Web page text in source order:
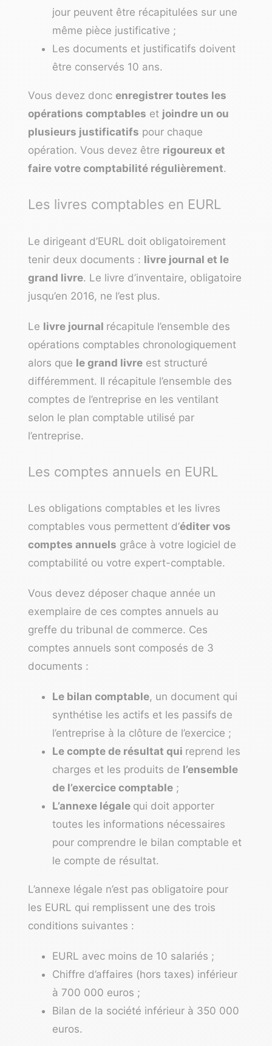
jour peuvent être récapitulées sur une
même pièce justificative ;
Les documents et justificatifs doivent
être conservés 10 ans.
Vous devez donc enregistrer toutes les
opérations comptables et joindre un ou
plusieurs justificatifs pour chaque
opération. Vous devez être rigoureux et
faire votre comptabilité régulièrement.
Les livres comptables en EURL
Le dirigeant d’EURL doit obligatoirement
tenir deux documents : livre journal et le
grand livre. Le livre d’inventaire, obligatoire
jusqu’en 2016, ne l’est plus.
Le livre journal récapitule l’ensemble des
opérations comptables chronologiquement
alors que le grand livre est structuré
différemment. Il récapitule l’ensemble des
comptes de l’entreprise en les ventilant
selon le plan comptable utilisé par
l’entreprise.
Les comptes annuels en EURL
Les obligations comptables et les livres
comptables vous permettent d’éditer vos
comptes annuels grâce à votre logiciel de
comptabilité ou votre expert-comptable.
Vous devez déposer chaque année un
exemplaire de ces comptes annuels au
greffe du tribunal de commerce. Ces
comptes annuels sont composés de 3
documents :
Le bilan comptable, un document qui
synthétise les actifs et les passifs de
l’entreprise à la clôture de l’exercice ;
Le compte de résultat qui reprend les
charges et les produits de l’ensemble
de l’exercice comptable ;
L’annexe légale qui doit apporter
toutes les informations nécessaires
pour comprendre le bilan comptable et
le compte de résultat.
L’annexe légale n’est pas obligatoire pour
les EURL qui remplissent une des trois
conditions suivantes :
EURL avec moins de 10 salariés ;
Chiffre d’affaires (hors taxes) inférieur
à 700 000 euros ;
Bilan de la société inférieur à 350 000
euros.